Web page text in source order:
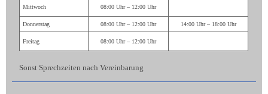
Mittwoch 08:00 Uhr – 12:00 Uhr
Donnerstag 08:00 Uhr – 12:00 Uhr 14:00 Uhr – 18:00 Uhr
Freitag 08:00 Uhr – 12:00 Uhr
Sonst Sprechzeiten nach Vereinbarung